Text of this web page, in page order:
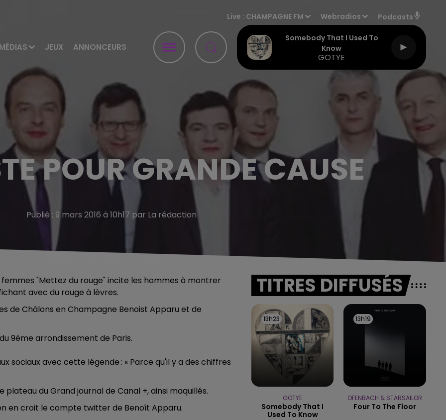
MÉDIAS JEUX ANNONCEURS
Live : CHAMPAGNE FM Webradios Podcasts
Somebody That I Used To
Know
GOTYE
POUR GRANDE CAUSE
Publié : 9 mars 2016 à 10h17 par La rédaction
"Mettez du rouge" incite les hommes à montrer
avec du rouge à lèvres.
de Châlons en Champagne Benoist Apparu et de
9ème arrondissement de Paris.
sociaux avec cette légende : « Parce qu'il y a des chiffres
du Grand journal de Canal +, ainsi maquillés.
en croit le compte twitter de Benoît Apparu.
TITRES DIFFUSÉS
13h23
13h23
GOTYE
Somebody That I
Used To Know
13h19
13h19
OFENBACH & STARSAILOR
Four To The Floor